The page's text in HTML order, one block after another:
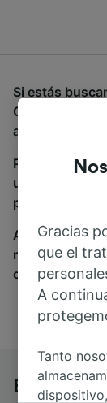
Si estás
Catalunya a
adecuado.
Para
una búsqueda
precios tanto
A donde
nosotros.
compañías de
Gracias
que el
A
Tanto